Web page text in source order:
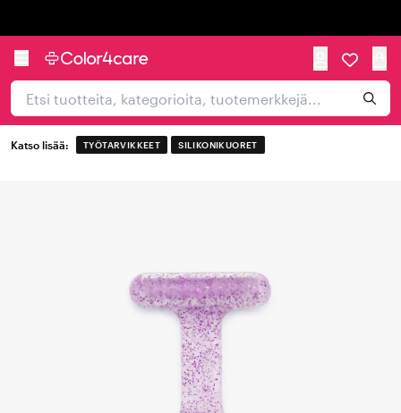
Katso lisää: TYÖTARVIKKEET SILIKONIKUORET